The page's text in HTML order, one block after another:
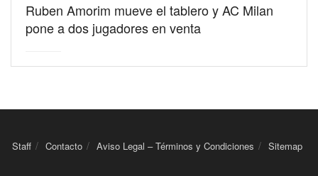
Ruben Amorim mueve el tablero y AC Milan
pone a dos jugadores en venta
Staff Contacto Aviso Legal – Términos y Condiciones Sitemap